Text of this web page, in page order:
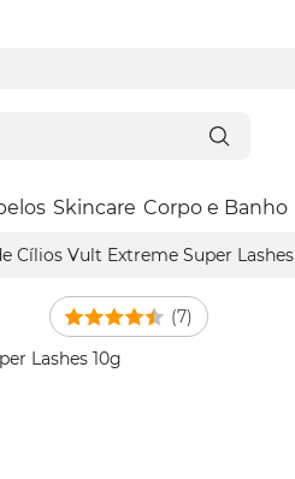
Skincare Corpo e Banho
Cílios Vult Extreme Super Lashes
(7)